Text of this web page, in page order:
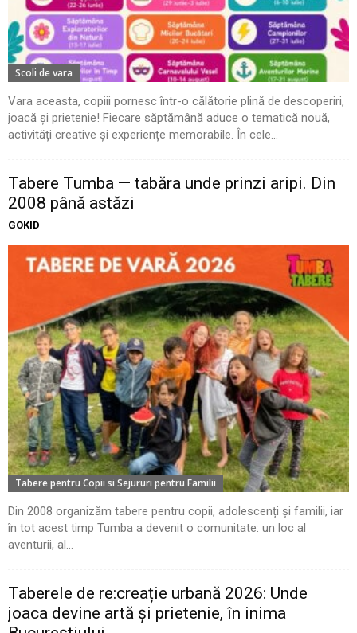
Scoli de vara
Vara aceasta, copiii pornesc într-o călătorie plină de descoperiri,
joacă și prietenie! Fiecare săptămână aduce o tematică nouă,
activități creative și experiențe memorabile. În cele...
Tabere Tumba — tabăra unde prinzi aripi. Din
2008 până astăzi
GOKID
Tabere pentru Copii si Sejururi pentru Familii
Din 2008 organizăm tabere pentru copii, adolescenți și familii, iar
în tot acest timp Tumba a devenit o comunitate: un loc al
aventurii, al...
Taberele de re:creație urbană 2026: Unde
joaca devine artă și prietenie, în inima